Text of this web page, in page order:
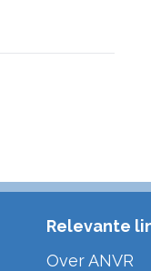
Relevante
Over ANVR